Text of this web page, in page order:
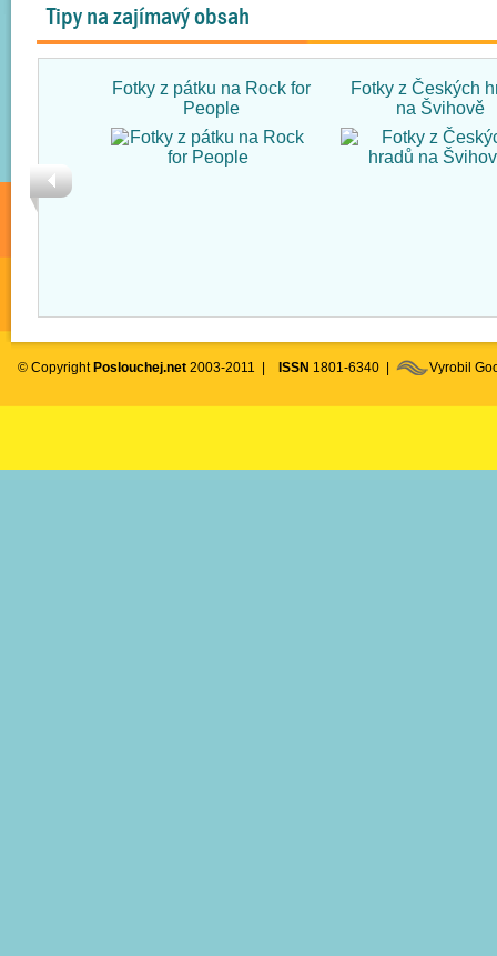
Tipy na zajímavý obsah
Fotky z pátku na Rock for
People
Fotky z Českých
na Švihově
© Copyright Poslouchej.net 2003-2011 | ISSN 1801-6340 | Vyrobil